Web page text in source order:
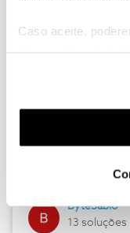
Caso aceite,
funcionalidades
funcionalidade) e
(cookies de
utilização dos
Hall of
17 soluções
ByteSábio
13 soluções